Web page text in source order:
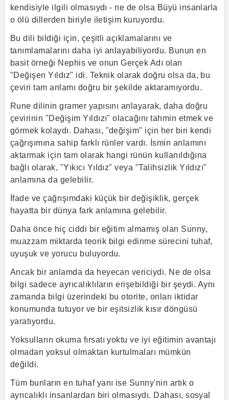
kendisiyle ilgili olmasıydı - ne de olsa Büyü insanlarla
o ölü dillerden biriyle iletişim kuruyordu.
Bu dili bildiği için, çeşitli açıklamalarını ve
tanımlamalarını daha iyi anlayabiliyordu. Bunun en
basit örneği Nephis ve onun Gerçek Adı olan
"Değişen Yıldız" idi. Teknik olarak doğru olsa da, bu
çeviri tam anlamı doğru bir şekilde aktaramıyordu.
Rune dilinin gramer yapısını anlayarak, daha doğru
çevirinin "Değişim Yıldızı" olacağını tahmin etmek ve
görmek kolaydı. Dahası, "değişim" için her biri kendi
çağrışımına sahip farklı rünler vardı. İsmin anlamını
aktarmak için tam olarak hangi rünün kullanıldığına
bağlı olarak, "Yıkıcı Yıldız" veya "Talihsizlik Yıldızı"
anlamına da gelebilir.
İfade ve çağrışımdaki küçük bir değişiklik, gerçek
hayatta bir dünya fark anlamına gelebilir.
Daha önce hiç ciddi bir eğitim almamış olan Sunny,
muazzam miktarda teorik bilgi edinme sürecini tuhaf,
uyuşuk ve yorucu buluyordu.
Ancak bir anlamda da heyecan vericiydi. Ne de olsa
bilgi sadece ayrıcalıklıların erişebildiği bir şeydi. Aynı
zamanda bilgi üzerindeki bu otorite, onları iktidar
konumunda tutuyor ve bir eşitsizlik kısır döngüsü
yaratıyordu.
Yoksulların okuma fırsatı yoktu ve iyi eğitimin avantajı
olmadan yoksul olmaktan kurtulmaları mümkün
değildi.
Tüm bunların en tuhaf yanı ise Sunny'nin artık o
ayrıcalıklı insanlardan biri olmasıydı. Dahası, sosyal